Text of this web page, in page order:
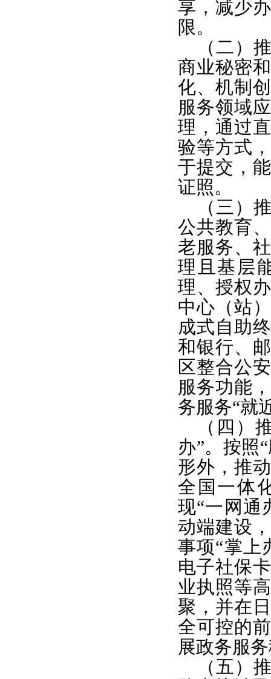
享，减少
限。
（二）
商业秘密
化、机制
服务领域
理，通过
验等方式
于提交，
证照。
（三）
公共教育
老服务、
理且基层
理、授权
中心（站
成式自助
和银行、
区整合公
服务功能
务服务“就
（四）
办”。按照
形外，推
全国一体
现“一网通
动端建设
事项“掌上
电子社保
业执照等
聚，并在
全可控的
展政务服
（五）